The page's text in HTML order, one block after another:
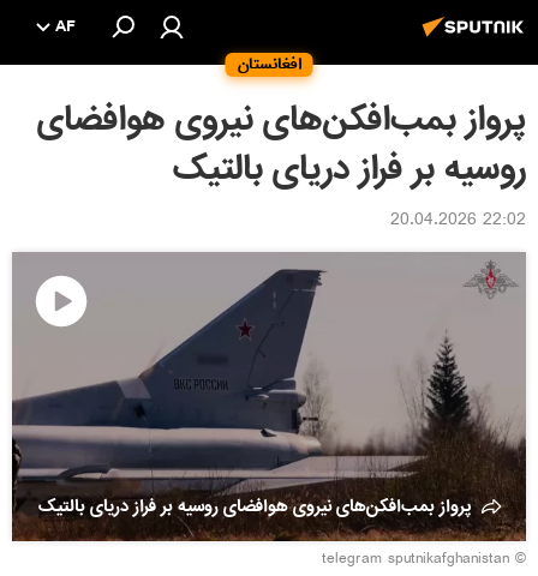
افغانستان
AF
پرواز بمب‌افکن‌های نیروی هوافضای
روسیه بر فراز دریای بالتیک
22:02 20.04.2026
پرواز بمب‌افکن‌های نیروی هوافضای روسیه بر فراز دریای بالتیک
© telegram sputnikafghanistan